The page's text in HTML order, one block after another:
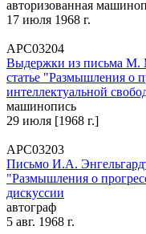
авторизованная
17 июля 1968 г.
АРС03204
Выдержки из письма М.
статье "Размышления о
интеллектуальной
машинопись
29 июля [1968 г.]
АРС03203
Письмо И.А.
"Размышления о
дискуссии
автограф
5 авг. 1968 г.